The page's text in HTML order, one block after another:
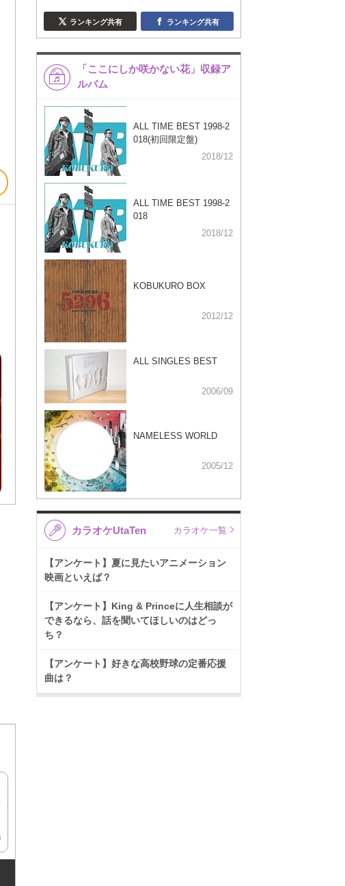
ランキング共有 ランキング共有
「ここにしか咲かない花」収録ア
ルバム
ALL TIME BEST 1998-2
018(初回限定盤)
2018/12
ALL TIME BEST 1998-2
018
2018/12
KOBUKURO BOX
2012/12
ALL SINGLES BEST
2006/09
NAMELESS WORLD
2005/12
カラオケUtaTen カラオケ一覧
【アンケート】夏に見たいアニメーション
映画といえば？
【アンケート】King & Princeに人生相談が
できるなら、話を聞いてほしいのはどっ
ち？
【アンケート】好きな高校野球の定番応援
曲は？